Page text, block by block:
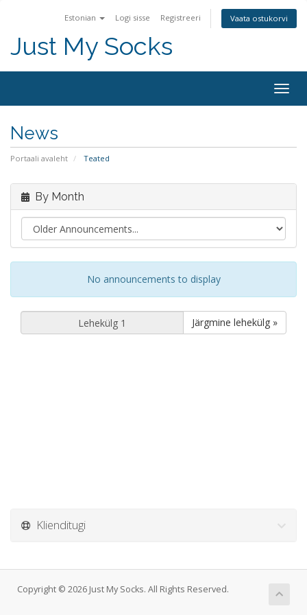
Estonian Logi sisse Registreeri Vaata ostukorvi
Just My Socks
News
Portaali avaleht Teated
By Month
No announcements to display
Järgmine lehekülg »
Klienditugi
Copyright © 2026 Just My Socks. All Rights Reserved.